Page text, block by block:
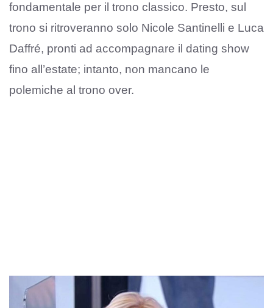
fondamentale per il trono classico. Presto, sul
trono si ritroveranno solo Nicole Santinelli e Luca
Daffré, pronti ad accompagnare il dating show
fino all’estate; intanto, non mancano le
polemiche al trono over.